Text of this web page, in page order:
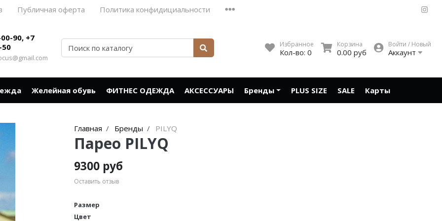
Публичная оферта Политика конфидициальности
90, +7
50
Избранное
Кол-во: 0
Корзина
0.00 руб
Войти / Новый
Аккаунт
Желейная обувь ФИТНЕС ОДЕЖДА АКСЕССУАРЫ Бренды PLUS SIZE SALE Карты
Главная Бренды PILYQ
Парео PILYQ
9300 руб
Оставить отзыв
Размер
Цвет